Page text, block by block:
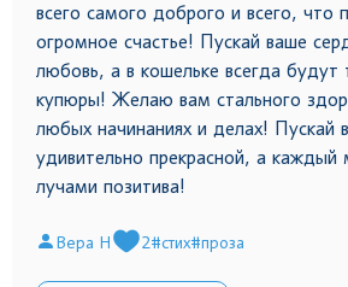
всего самого доброго и всего, что
огромное счастье! Пускай ваше
любовь, а в кошельке всегда будут
купюры! Желаю вам стального
любых начинаниях и делах! Пускай
удивительно прекрасной, а каждый
лучами позитива!
Вера Н 2#стих#проза